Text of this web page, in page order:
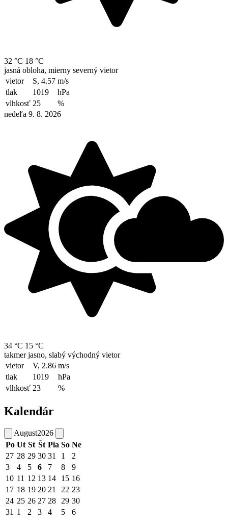
32 °C 18 °C
jasná obloha, mierny severný vietor
vietor
S, 4.57 m/s
tlak
1019
hPa
vlhkosť 25
%
nedeľa 9. 8. 2026
34 °C 15 °C
takmer jasno, slabý východný vietor
vietor
V, 2.86 m/s
tlak
1019
hPa
vlhkosť 23 %
Kalendár
August2026
Po Ut St Št Pia So Ne
27 28 29 30 31 1
2
3
4 5 6 7 8
9
10 11 12 13 14 15 16
17 18 19 20 21 22 23
24 25 26 27 28 29 30
31 1 2 3 4 5 6